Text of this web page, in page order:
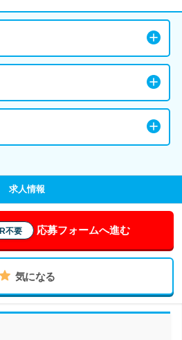
求人情報
不要 応募フォームへ進む
気になる